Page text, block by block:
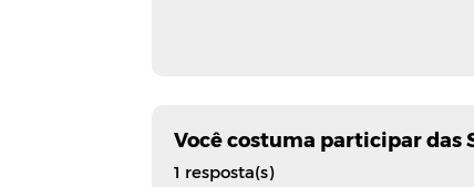
Você costuma participar das
1 resposta(s)